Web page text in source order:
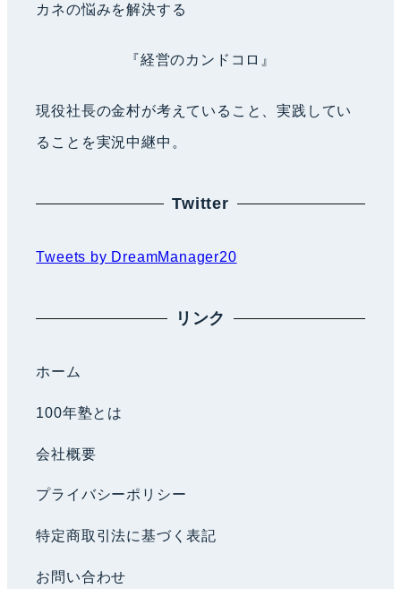
カネの悩みを解決する
『経営のカンドコロ』
現役社長の金村が考えていること、実践してい
ることを実況中継中。
Twitter
Tweets by DreamManager20
リンク
ホーム
100年塾とは
会社概要
プライバシーポリシー
特定商取引法に基づく表記
お問い合わせ